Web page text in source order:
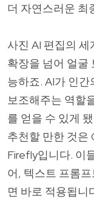
더 자연스러운 최
사진 AI 편집의
확장을 넘어 얼굴
능하죠. AI가 인
보조해주는 역할
를 얻을 수 있게
추천할 만한 것은
Firefly입니다. 이
어, 텍스트 프롬
면 바로 적용됩니